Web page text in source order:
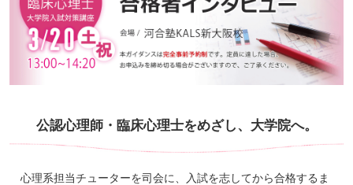
公認心理師・臨床心理士をめざし、大学院へ。
心理系担当チューターを司会に、入試を志してから合格するま